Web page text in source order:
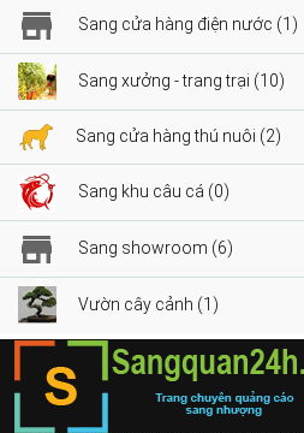
Sang cửa hàng điện nước (1)
Sang xưởng - trang trại (10)
Sang cửa hàng thú nuôi (2)
Sang khu câu cá (0)
Sang showroom (6)
Vườn cây cảnh (1)